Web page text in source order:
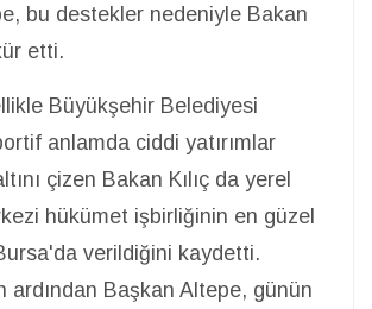
bu destekler nedeniyle Bakan
etti.
Büyükşehir Belediyesi
anlamda ciddi yatırımlar
çizen Bakan Kılıç da yerel
hükümet işbirliğinin en güzel
verildiğini kaydetti.
ardından Başkan Altepe, günün